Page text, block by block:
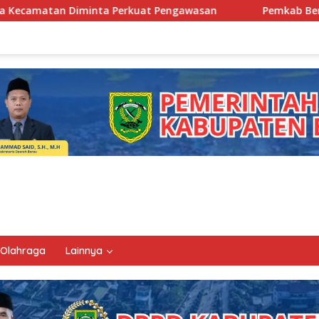
Pengawasan Pemkab Berau Siapkan Regenerasi
Olahraga Lainnya